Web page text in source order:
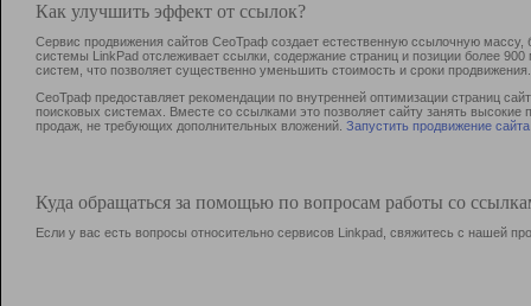
Как улучшить эффект от ссылок?
Сервис продвижения сайтов СеоТраф создает естественную ссылочную
системы LinkPad отслеживает ссылки, содержание страниц и позиции более
систем, что позволяет существенно уменьшить стоимость и сроки продвижения.
СеоТраф предоставляет рекомендации по внутренней оптимизации страниц
поисковых системах. Вместе со ссылками это позволяет сайту занять
продаж, не требующих дополнительных вложений. Запустить продвижение сайта
Куда обращаться за помощью по вопросам работы со
Если у вас есть вопросы относительно сервисов Linkpad, свяжитесь с нашей